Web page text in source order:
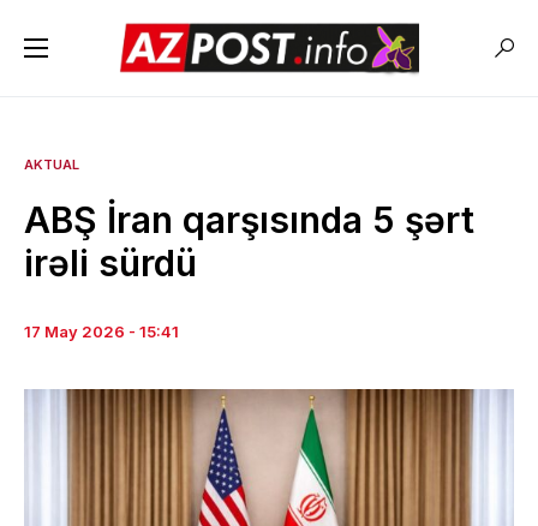
AKTUAL
ABŞ İran qarşısında 5 şərt
irəli sürdü
17 May 2026 - 15:41